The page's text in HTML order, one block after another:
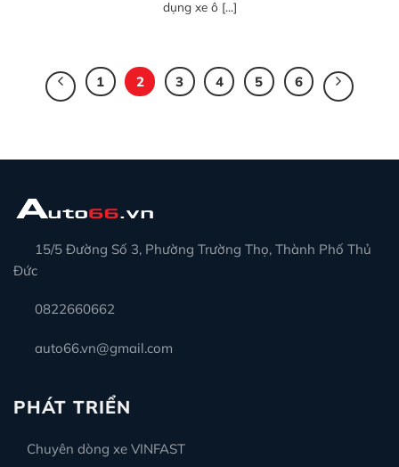
dụng xe ô [...]
1 2 3 4 5 6
15/5 Đường Số 3, Phường Trường Thọ, Thành Phố Thủ
Đức
0822660662
auto66.vn@gmail.com
PHÁT TRIỂN
Chuyên dòng xe VINFAST